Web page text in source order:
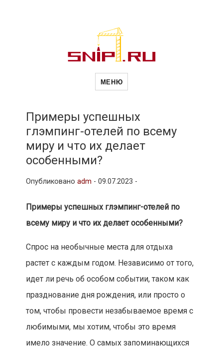
Новости
и
МЕНЮ
Примеры успешных
глэмпинг-отелей по всему
миру и что их делает
особенными?
Опубликовано adm - 09.07.2023 -
Примеры успешных глэмпинг-отелей по
всему миру и что их делает особенными?
Спрос на необычные места для отдыха
растет с каждым годом. Независимо от того,
идет ли речь об особом событии, таком как
празднование дня рождения, или просто о
том, чтобы провести незабываемое время с
любимыми, мы хотим, чтобы это время
имело значение. О самых запоминающихся